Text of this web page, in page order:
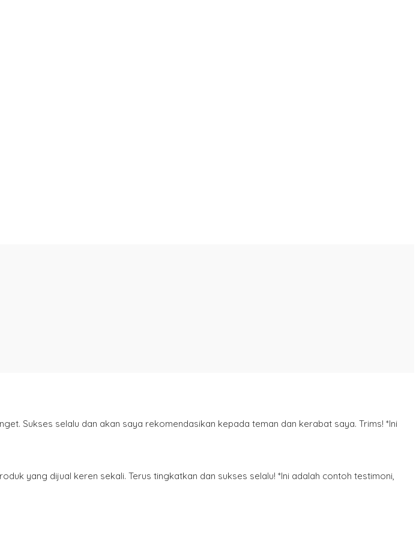
Sukses selalu dan akan saya rekomendasikan kepada teman dan kerabat saya. Trims! *Ini
yang dijual keren sekali. Terus tingkatkan dan sukses selalu! *Ini adalah contoh testimoni,